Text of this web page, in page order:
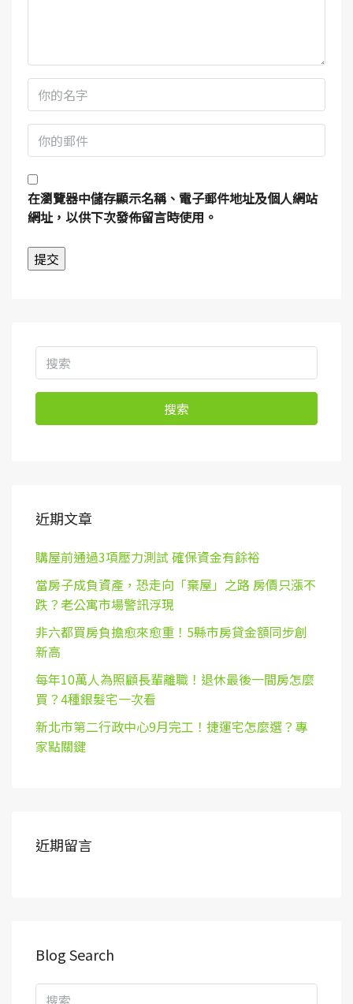
在瀏覽器中儲存顯示名稱、電子郵件地址及個人網站
網址，以供下次發佈留言時使用。
搜索
近期文章
購屋前通過3項壓力測試 確保資金有餘裕
當房子成負資產，恐走向「棄屋」之路 房價只漲不
跌？老公寓市場警訊浮現
非六都買房負擔愈來愈重！5縣市房貸金額同步創
新高
每年10萬人為照顧長輩離職！退休最後一間房怎麼
買？4種銀髮宅一次看
新北市第二行政中心9月完工！捷運宅怎麼選？專
家點關鍵
近期留言
Blog Search